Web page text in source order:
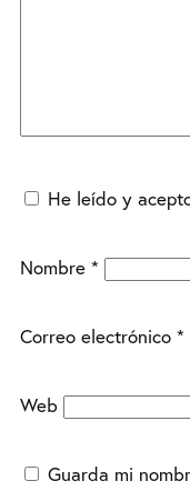
He leído y
Nombre *
Correo electrónico *
Web
Guarda mi